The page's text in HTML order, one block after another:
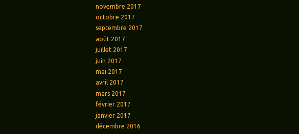
novembre 2017
octobre 2017
septembre 2017
août 2017
juillet 2017
juin 2017
mai 2017
avril 2017
mars 2017
février 2017
janvier 2017
décembre 2016